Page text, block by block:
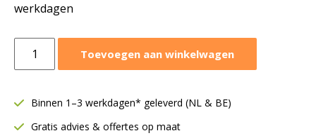
werkdagen
raster
425
Toevoegen aan winkelwagen
Binnen 1–3 werkdagen* geleverd (NL & BE)
Gratis advies & offertes op maat